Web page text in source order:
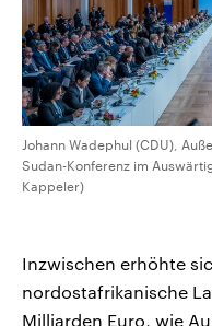
Johann Wadephul (CDU),
Sudan-Konferenz im
Kappeler)
Inzwischen erhöhte
nordostafrikanische
Milliarden Euro, wie